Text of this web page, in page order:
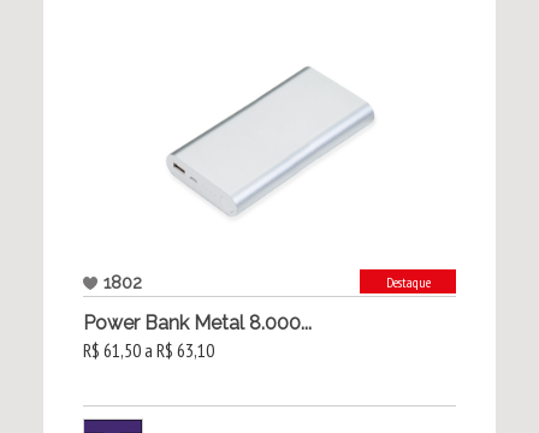
1802 Destaque
Power Bank Metal 8.000...
R$ 61,50 a R$ 63,10